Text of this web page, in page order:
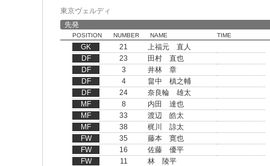
東京ヴェルディ
先発
POSITION NUMBER NAME TIME
GK 21
上福元 直人
DF
23
田村 直也
DF
3
井林 章
DF
4
畠中 槙之輔
DF
24
奈良輪 雄太
MF
8
内田 達也
MF
33
渡辺 皓太
MF
38
梶川 諒太
FW
35
藤本 寛也
FW
16
佐藤 優平
FW
11
林 陵平